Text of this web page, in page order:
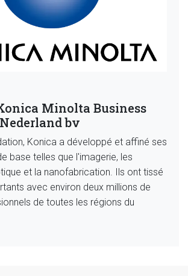
Minolta Business
bv
Konica a développé et affiné ses
base telles que l'imagerie, les
et la nanofabrication. Ils ont tissé
avec environ deux millions de
de toutes les régions du